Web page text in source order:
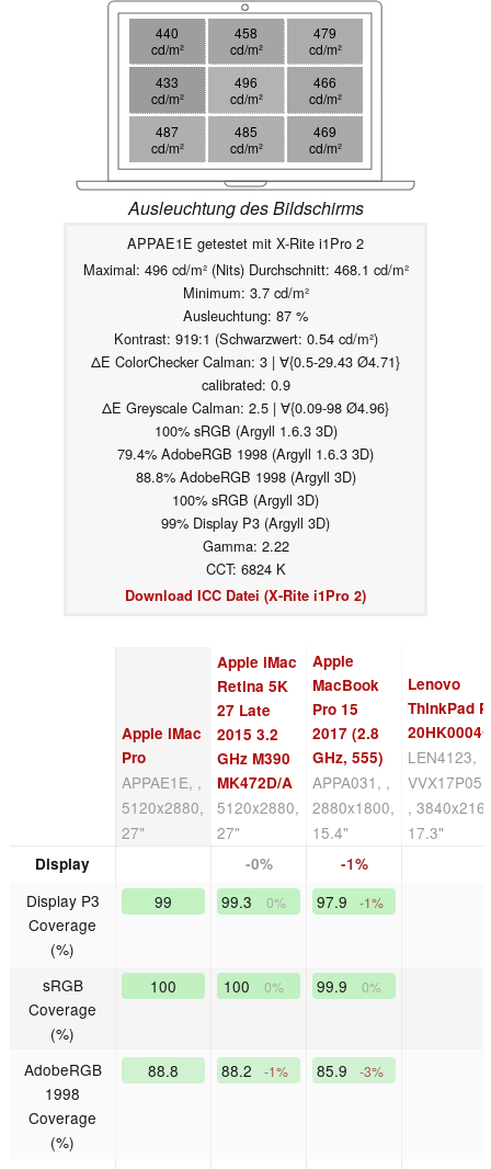
440
cd/m²
458
cd/m²
479
cd/m²
433
cd/m²
496
cd/m²
466
cd/m²
487
cd/m²
485
cd/m²
469
cd/m²
Ausleuchtung des Bildschirms
APPAE1E getestet mit X-Rite i1Pro 2
Maximal: 496 cd/m² (Nits) Durchschnitt: 468.1 cd/m²
Minimum: 3.7 cd/m²
Ausleuchtung: 87 %
Kontrast: 919:1 (Schwarzwert: 0.54 cd/m²)
ΔE ColorChecker Calman: 3 | ∀{0.5-29.43 Ø4.71}
calibrated: 0.9
ΔE Greyscale Calman: 2.5 | ∀{0.09-98 Ø4.96}
100% sRGB (Argyll 1.6.3 3D)
79.4% AdobeRGB 1998 (Argyll 1.6.3 3D)
88.8% AdobeRGB 1998 (Argyll 3D)
100% sRGB (Argyll 3D)
99% Display P3 (Argyll 3D)
Gamma: 2.22
CCT: 6824 K
Download ICC Datei (X-Rite i1Pro 2)
Apple iMac
Pro
APPAE1E, ,
5120x2880,
27"
Apple iMac
Retina 5K
27 Late
2015 3.2
GHz M390
MK472D/A
5120x2880,
27"
Apple
MacBook
Pro 15
2017 (2.8
GHz, 555)
APPA031, ,
2880x1800,
15.4"
Lenovo
ThinkPad
LEN4123,
,
17.3"
Display -0% -1%
Display P3
Coverage
(%)
99 99.3 0% 97.9 -1%
sRGB
Coverage
(%)
100 100 0% 99.9 0%
AdobeRGB
1998
Coverage
(%)
88.8 88.2 -1% 85.9 -3%